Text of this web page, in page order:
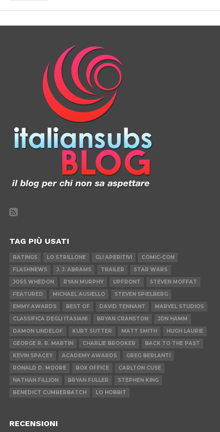
TAG PIÙ USATI
RATINGS LO STRILLONE GLI APERITIVI
COMIC-CON
FLASHNEWS
J. J. ABRAMS TRAILER
STAR WARS
JOSS WHEDON
RYAN MURPHY UPFRONT
STEVEN MOFFAT
FEATURED
MICHAEL AUSIELLO
STEVEN SPIELBERG
EMMY AWARDS
BEST OF DAVID TENNANT
MARVEL STUDIOS
CLASSIFICA DEGLI ITASIANI
BRYAN CRANSTON
JON HAMM
DAMON LINDELOF
KURT SUTTER MATT SMITH
HUGH LAURIE
GEORGE R. R. MARTIN
CHARLIE BROOKER
BACK TO THE PAST
KEVIN SPACEY
ACADEMY AWARDS
GREG BERLANTI
RONALD D. MOORE
BOX OFFICE
CARLTON CUSE
NATHAN FILLION
BRYAN FULLER
STEPHEN KING
BENEDICT CUMBERBATCH
LO HOBBIT
RECENSIONI